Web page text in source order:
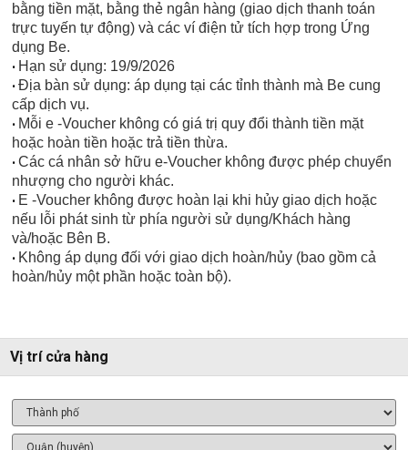
bằng tiền mặt, bằng thẻ ngân hàng (giao dịch thanh toán
trực tuyến tự động) và các ví điện tử tích hợp trong Ứng
dụng Be.
• Hạn sử dụng: 19/9/2026
•Địa bàn sử dụng: áp dụng tại các tỉnh thành mà Be cung
cấp dịch vụ.
• Mỗi e -Voucher không có giá trị quy đổi thành tiền mặt
hoặc hoàn tiền hoặc trả tiền thừa.
•Các cá nhân sở hữu e-Voucher không được phép chuyển
nhượng cho người khác.
• E -Voucher không được hoàn lại khi hủy giao dịch hoặc
nếu lỗi phát sinh từ phía người sử dụng/Khách hàng
và/hoặc Bên B.
• Không áp dụng đối với giao dịch hoàn/hủy (bao gồm cả
hoàn/hủy một phần hoặc toàn bộ).
Vị trí cửa hàng